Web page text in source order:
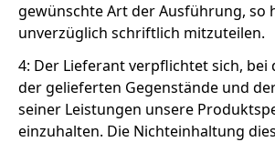
gewünschte Art der Ausführung, so
unverzüglich schriftlich mitzuteilen.
4: Der Lieferant verpflichtet sich, bei
der gelieferten Gegenstände und
seiner Leistungen unsere
einzuhalten. Die Nichteinhaltung